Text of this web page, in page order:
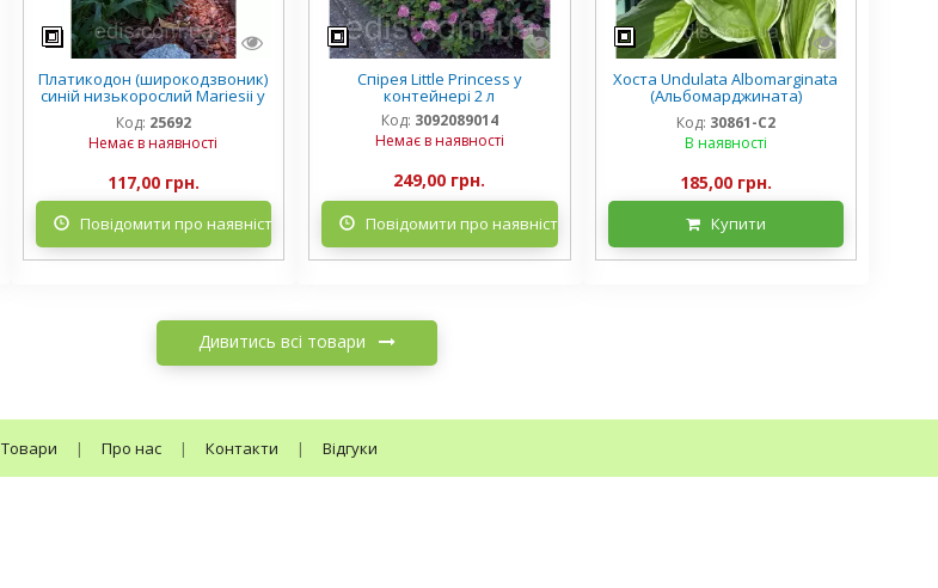
Платикодон (широкодзвоник)
синій низькорослий Mariesii у
горщику
Код: 25692
Немає в наявності
117,00 грн.
Повідомити про наявність
Спірея Little Princess у
контейнері 2 л
Код: 3092089014
Немає в наявності
249,00 грн.
Повідомити про наявність
Хоста Undulata Albomarginata
(Альбомарджината)
контейнер 2 л, 3/+ розетки
Код: 30861-С2
В наявності
185,00 грн.
Купити
Дивитись всі товари
Товари | Про нас | Контакти | Відгуки